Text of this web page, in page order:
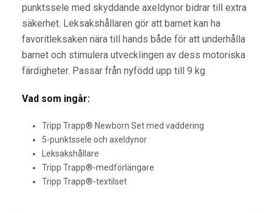
punktssele med skyddande axeldynor bidrar till extra
säkerhet. Leksakshållaren gör att barnet kan ha
favoritleksaken nära till hands både för att underhålla
barnet och stimulera utvecklingen av dess motoriska
färdigheter. Passar från nyfödd upp till 9 kg
Vad som ingår:
Tripp Trapp® Newborn Set med vaddering
5-punktssele och axeldynor
Leksakshållare
Tripp Trapp®-medförlängare
Tripp Trapp®-textilset